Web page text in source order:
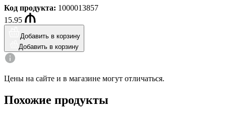
Код продукта: 1000013857
15.95
Добавить в корзину
Добавить в корзину
Цены на сайте и в магазине могут отличаться.
Похожие продукты